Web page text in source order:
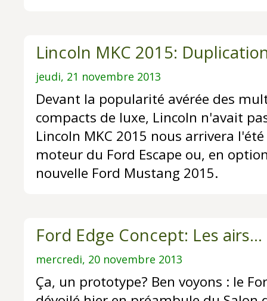
Lincoln MKC 2015:
jeudi, 21 novembre 2013
Devant la popularité avérée des
compacts de luxe, Lincoln n'avait
Lincoln MKC 2015 nous arrivera
moteur du Ford Escape ou, en
nouvelle Ford Mustang 2015.
Ford Edge Concept: Les
mercredi, 20 novembre 2013
Ça, un prototype? Ben voyons : le